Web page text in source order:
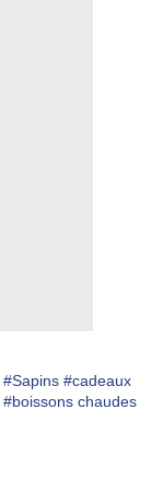
#Sapins #cadeaux
#boissons chaudes